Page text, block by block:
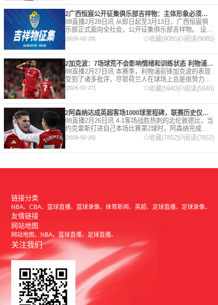
2广西恒宸公开征集俱乐部吉祥物：主体形象必须为龙
88直播2月28日讯 从即日起至3月13日，广西恒宸俱
乐部正式面向全社会，公开征集俱乐部吉祥物。 设计
要求 1. 主体形象：必须为龙。龙，是中华民族的精神
[2026-02-28] 收藏(9085) 阅读(9085)
2加克波：7场球荒不会影响情绪和训练状态 利物浦如今已不容有失
88直播2月27日讯 本赛季，利物浦前锋加克波的表现
受到了诸多批评，尽管荷兰人在球场上总是很努力。
在接受天空体育采访时，他谈论了诸多话题。 关于球
队对赛季目前情况的看法 这是一个很好的问题。这个
赛季并
[2026-02-27] 收藏(5940) 阅读(5940)
2阿森纳达成英超客场1000球里程碑，联赛历史仅次于曼联的1063球
88直播2月26日讯 4-1客场战胜热刺的北伦敦德比，当
约克雷斯打进自己本场比赛第2球时，阿森纳完成了
一项了不起的成就，枪手成为英超历史第2支在客场
[2026-02-26] 收藏(7852) 阅读(7852)
链接分类
NBA CBA 篮球直播 篮球录像 体育新闻 英超 足球直播 足球录像
友情链接
网站地图
网站地图 NBA 篮球直播 足球直播
关注我们